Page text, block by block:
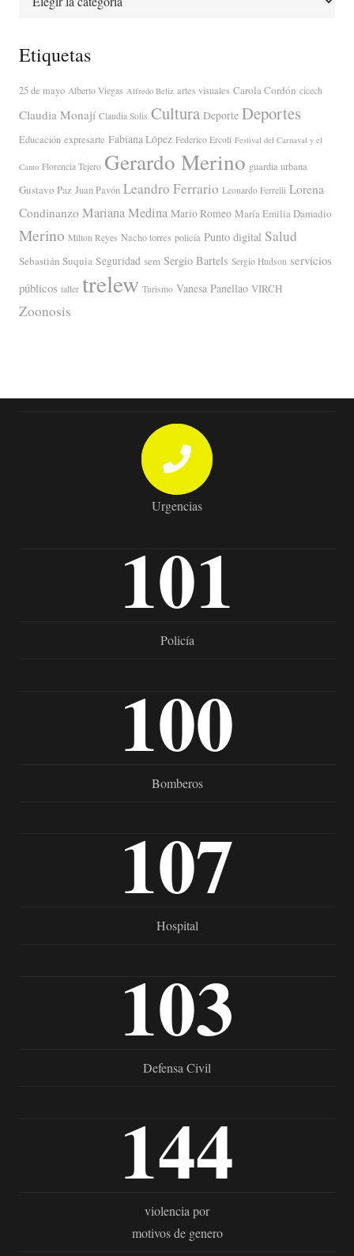
Etiquetas
25 de mayo Alberto Viegas Alfredo Beliz artes visuales Carola Cordón cicech
Claudia Monají Claudia Solis Cultura Deporte Deportes
Educación expresarte Fabiana López Federico Ercoli Festival del Carnaval y el
Canto Florencia Tejero Gerardo Merino guardia urbana
Gustavo Paz Juan Pavón Leandro Ferrario Leonardo Ferrelli Lorena
Condinanzo Mariana Medina Mario Romeo María Emilia Damadio
Merino Milton Reyes Nacho torres policía Punto digital Salud
Sebastián Suquia Seguridad sem Sergio Bartels Sergio Hudson servicios
públicos taller trelew Turismo Vanesa Panellao VIRCH
Zoonosis
Urgencias
101
Policía
100
Bomberos
107
Hospital
103
Defensa Civil
144
violencia por
motivos de genero